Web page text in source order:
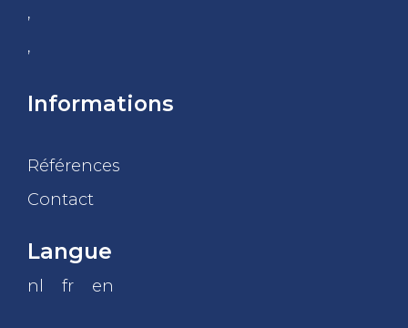
,
,
Informations
Références
Contact
Langue
nl fr en